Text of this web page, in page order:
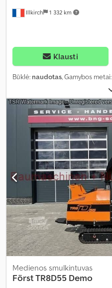
Illkirch 1 332 km
Klausti
Būklė: naudotas, Gamybos metai:
Medienos smulkintuvas
Först TR8D55 Demo